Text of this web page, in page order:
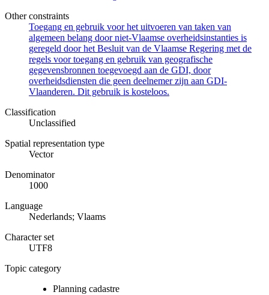
Other constraints
Toegang en gebruik voor het uitvoeren van taken van
algemeen belang door niet-Vlaamse overheidsinstanties is
geregeld door het Besluit van de Vlaamse Regering met de
regels voor toegang en gebruik van geografische
gegevensbronnen toegevoegd aan de GDI, door
overheidsdiensten die geen deelnemer zijn aan GDI-
Vlaanderen. Dit gebruik is kosteloos.
Classification
Unclassified
Spatial representation type
Vector
Denominator
1000
Language
Nederlands; Vlaams
Character set
UTF8
Topic category
Planning cadastre